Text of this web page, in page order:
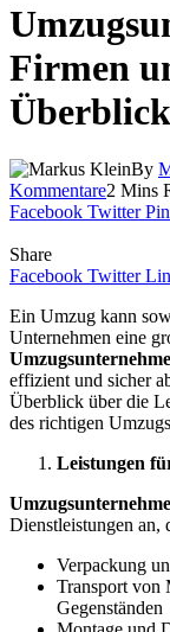
Firmen
Überblick
By
Kommentare2 Mins
Facebook Twitter
Share
Facebook Twitter
Ein Umzug kann
Unternehmen eine
effizient und sicher
Überblick über die
des richtigen
Leistungen
Dienstleistungen an,
Verpackung
Transport von
Gegenständen